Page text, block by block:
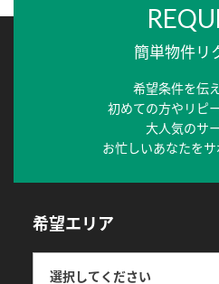
簡単物件リ
希望条件を伝
初めての方やリピ
大人気のサ
お忙しいあなたをサ
希望エリア